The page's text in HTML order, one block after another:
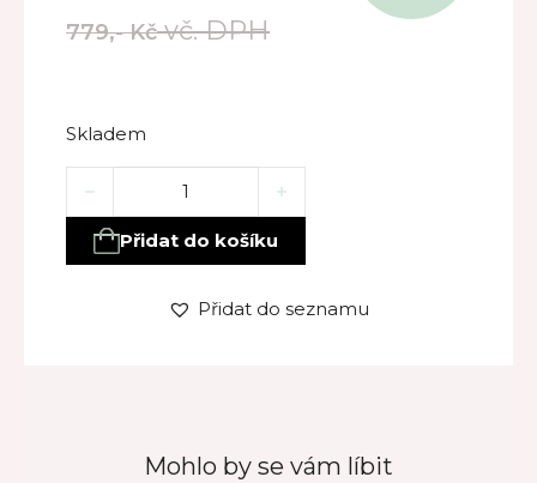
779,-Kčvč. DPH
Skladem
Dárkový balíček OLIVA – sprchový gel, tělové
Přidat do košíku
Přidat do seznamu
Mohlo by se vám líbit